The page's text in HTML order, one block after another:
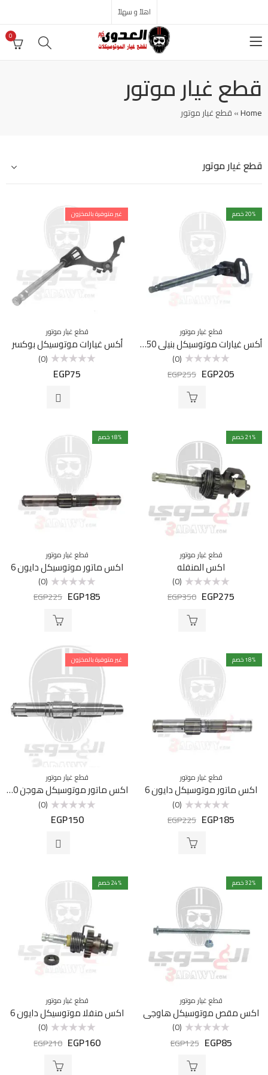
اهلاً و سهلاً
0
قطع غيار موتور
Home
»قطع غيار موتور
قطع غيار موتور
20% خصم
قطع غيار موتور
أكس غيارات موتوسيكل بنيلي VLR 150
التقييم
(0)
EGP205
EGP255
غير متوفرة بالمخزون
قطع غيار موتور
أكس غيارات موتوسيكل بوكسر
التقييم
(0)
EGP75
21% خصم
قطع غيار موتور
اكس المنفله
التقييم
(0)
EGP275
EGP350
18% خصم
قطع غيار موتور
اكس ماتور موتوسيكل دايون 6
التقييم
(0)
EGP185
EGP225
18% خصم
قطع غيار موتور
اكس ماتور موتوسيكل دايون 6
التقييم
(0)
EGP185
EGP225
غير متوفرة بالمخزون
قطع غيار موتور
اكس ماتور موتوسيكل هوجن F250
التقييم
(0)
EGP150
32% خصم
قطع غيار موتور
اكس مقص موتوسيكل هاوجي
التقييم
(0)
EGP85
EGP125
24% خصم
قطع غيار موتور
اكس منفلا موتوسيكل دايون 6
التقييم
(0)
EGP160
EGP210